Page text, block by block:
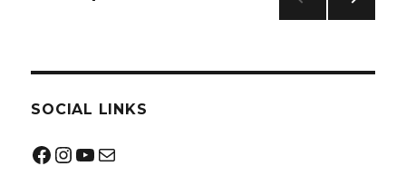
Beiträge
E
SOCIAL LINKS
Facebook
Instagram
YouTube
Mail